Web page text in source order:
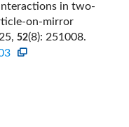
in two-
on-mirror
52(8): 251008.